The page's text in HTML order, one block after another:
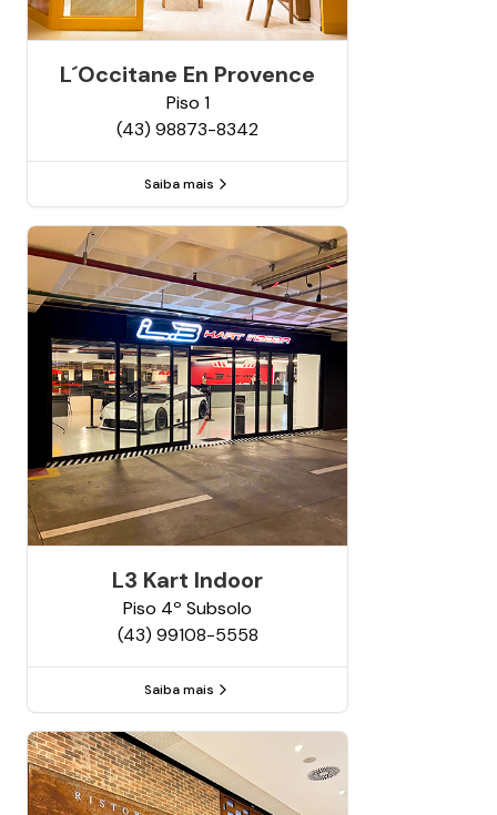
L´occitane En Provence
Piso 1
(43) 98873-8342
Saiba mais
L3 Kart Indoor
Piso 4º Subsolo
(43) 99108-5558
Saiba mais